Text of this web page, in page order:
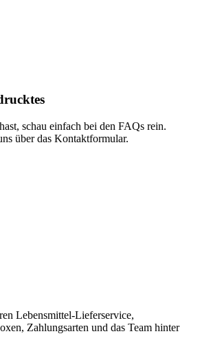
schau einfach bei den FAQs rein.
über das Kontaktformular.
Lebensmittel-Lieferservice,
Zahlungsarten und das Team hinter